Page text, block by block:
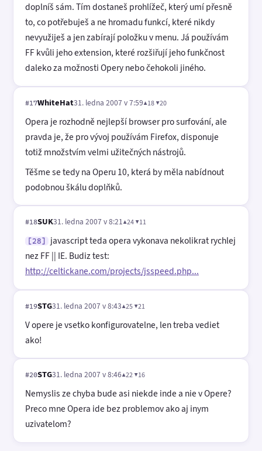
doplníš sám. Tím dostaneš prohlížeč, který umí přesně
to, co potřebuješ a ne hromadu funkcí, které nikdy
nevyužiješ a jen zabírají položku v menu. Já používám
FF kvůli jeho extension, které rozšiřují jeho funkčnost
daleko za možnosti Opery nebo čehokoli jiného.
#17WhiteHat31. ledna 2007 v 7:59▲18 ▼20
Opera je rozhodně nejlepší browser pro surfování, ale
pravda je, že pro vývoj používám Firefox, disponuje
totiž množstvím velmi užitečných nástrojů.
Těšme se tedy na Operu 10, která by měla nabídnout
podobnou škálu doplňků.
#18SUK31. ledna 2007 v 8:21▲24 ▼11
[28]
javascript teda opera vykonava nekolikrat rychlej
nez FF || IE. Budiz test:
http://celtickane.com/projects/jsspeed.php...
#19STG31. ledna 2007 v 8:43▲25 ▼21
V opere je vsetko konfigurovatelne, len treba vediet
ako!
#20STG31. ledna 2007 v 8:46▲22 ▼16
Nemyslis ze chyba bude asi niekde inde a nie v Opere?
Preco mne Opera ide bez problemov ako aj inym
uzivatelom?